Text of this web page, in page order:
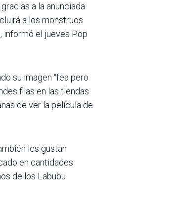
gracias a la anunciada
a los monstruos
informó el jueves Pop
su imagen “fea pero
filas en las tiendas
de ver la película de
les gustan
en cantidades
de los Labubu